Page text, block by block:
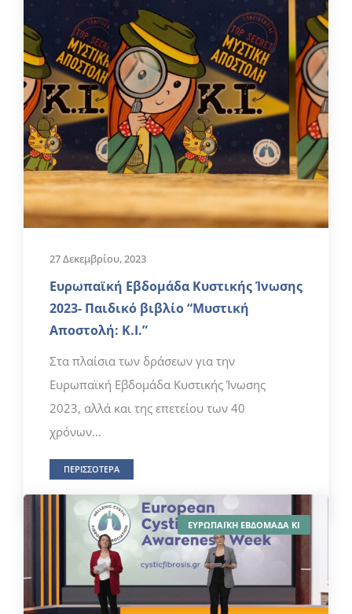
27 Δεκεμβρίου, 2023
Ευρωπαϊκή Εβδομάδα Κυστικής Ίνωσης
2023- Παιδικό βιβλίο “Μυστική
Αποστολή: K.I.”
Στα πλαίσια των δράσεων για την
Ευρωπαϊκή Εβδομάδα Κυστικής Ίνωσης
2023, αλλά και της επετείου των 40
χρόνων...
ΠΕΡΙΣΣΟΤΕΡΑ
ΕΥΡΩΠΑΪΚΗ ΕΒΔΟΜΑΔΑ ΚΙ